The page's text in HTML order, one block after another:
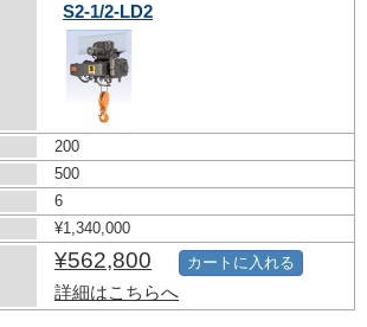
S2-1/2-LD2
200
500
6
¥1,340,000
¥562,800
詳細はこちらへ
カートに入れる